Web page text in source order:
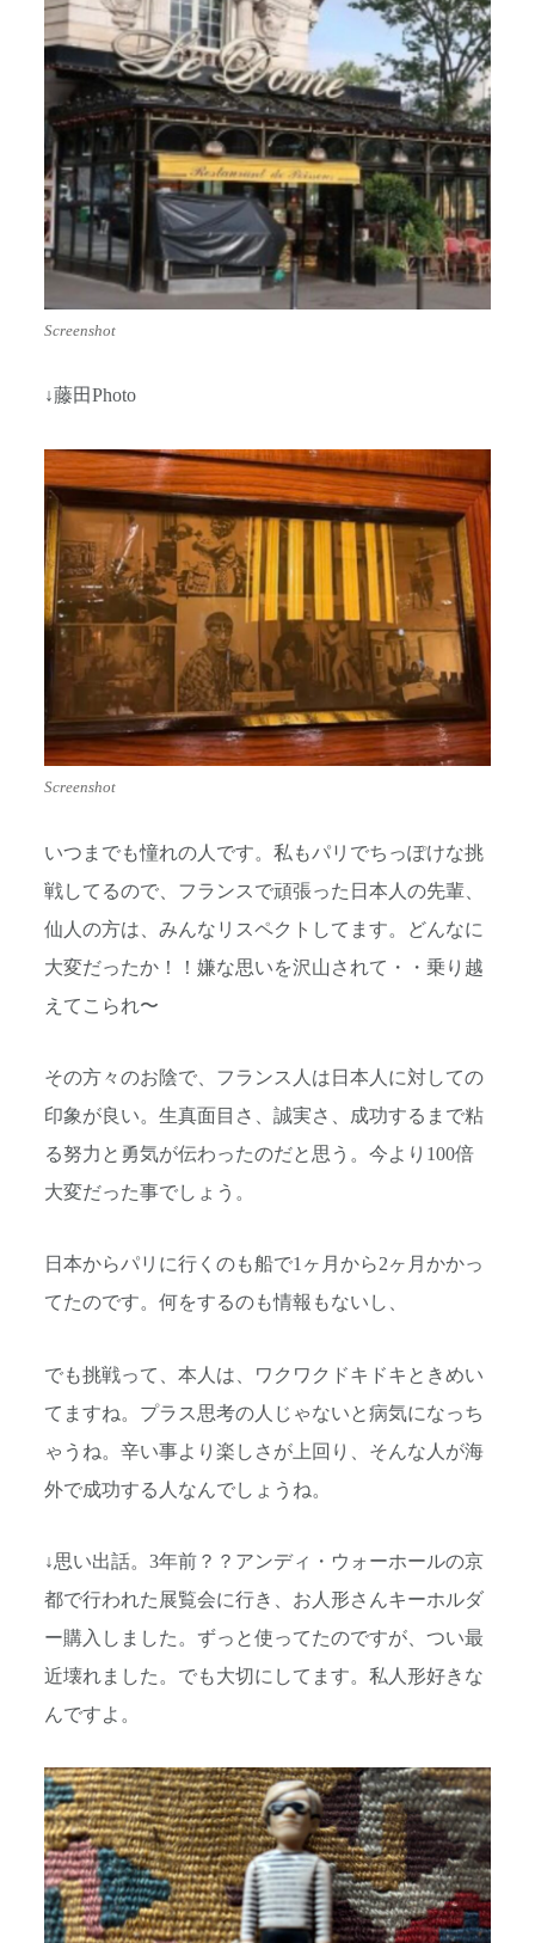
Screenshot
↓藤田Photo
Screenshot
いつまでも憧れの人です。私もパリでちっぽけな挑
戦してるので、フランスで頑張った日本人の先輩、
仙人の方は、みんなリスペクトしてます。どんなに
大変だったか！！嫌な思いを沢山されて・・乗り越
えてこられ〜
その方々のお陰で、フランス人は日本人に対しての
印象が良い。生真面目さ、誠実さ、成功するまで粘
る努力と勇気が伝わったのだと思う。今より100倍
大変だった事でしょう。
日本からパリに行くのも船で1ヶ月から2ヶ月かかっ
てたのです。何をするのも情報もないし、
でも挑戦って、本人は、ワクワクドキドキときめい
てますね。プラス思考の人じゃないと病気になっち
ゃうね。辛い事より楽しさが上回り、そんな人が海
外で成功する人なんでしょうね。
↓思い出話。3年前？？アンディ・ウォーホールの京
都で行われた展覧会に行き、お人形さんキーホルダ
ー購入しました。ずっと使ってたのですが、つい最
近壊れました。でも大切にしてます。私人形好きな
んですよ。